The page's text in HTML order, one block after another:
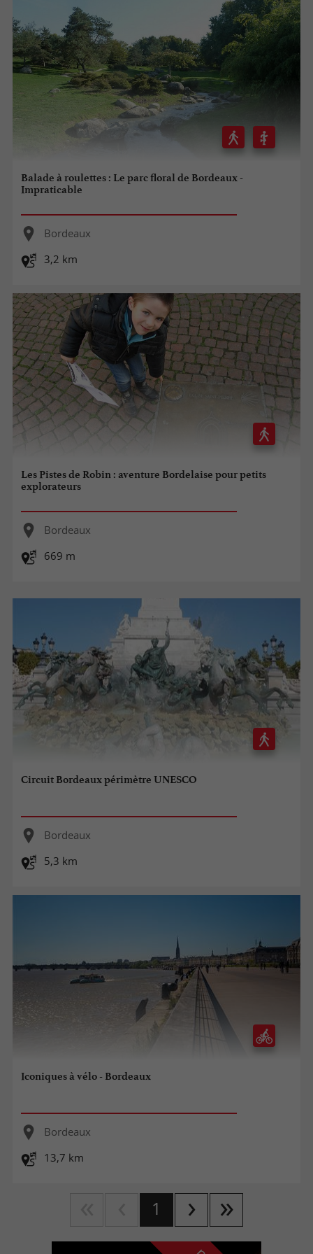
Balade à roulettes : Le parc floral de Bordeaux -
Impraticable
Bordeaux
3,2 km
Les Pistes de Robin : aventure Bordelaise pour petits
explorateurs
Bordeaux
669 m
Circuit Bordeaux périmètre UNESCO
Bordeaux
5,3 km
Iconiques à vélo - Bordeaux
Bordeaux
13,7 km
1